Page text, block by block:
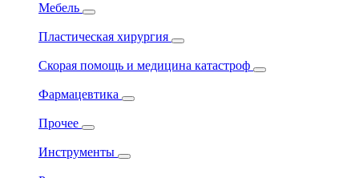
Мебель
Пластическая хирургия
Скорая помощь и медицина катастроф
Фармацевтика
Прочее
Инструменты